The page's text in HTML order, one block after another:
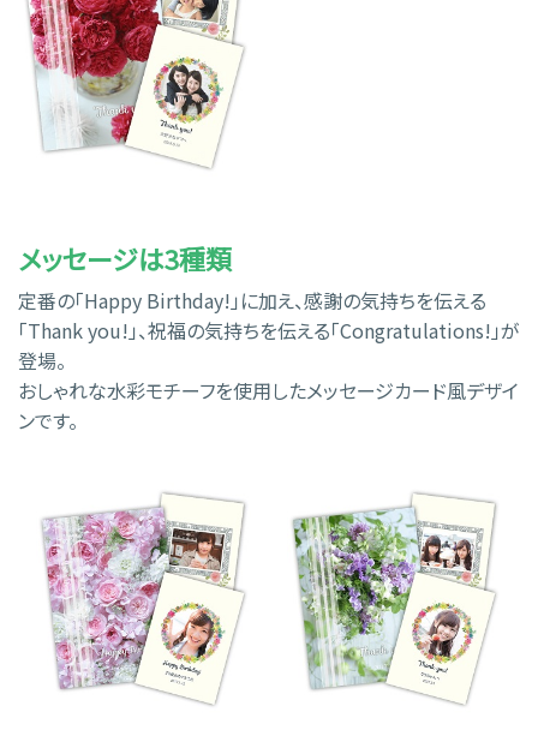
メッセージは3種類
定番の「Happy Birthday!」に加え、感謝の気持ちを伝える
「Thank you!」、祝福の気持ちを伝える「Congratulations!」が
登場。
おしゃれな水彩モチーフを使用したメッセージカード風デザイ
ンです。